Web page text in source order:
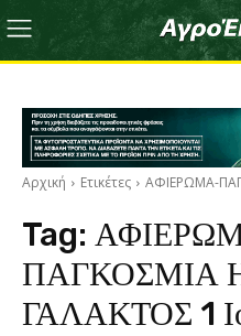
Αρχική Ετικέτες ΑΦΙΕΡΩΜΑ-
Tag:
ΠΑΓΚΟΣΜΙΑ
ΓΑΛΑΚΤΟΣ 1